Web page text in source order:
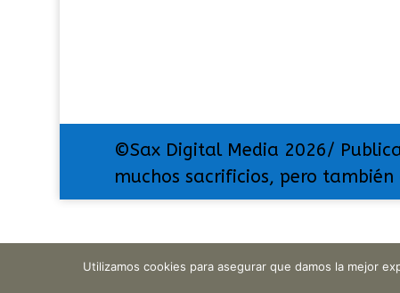
©Sax Digital Media 2026/
muchos sacrificios, pero
Utilizamos cookies para asegurar que damos la mejor